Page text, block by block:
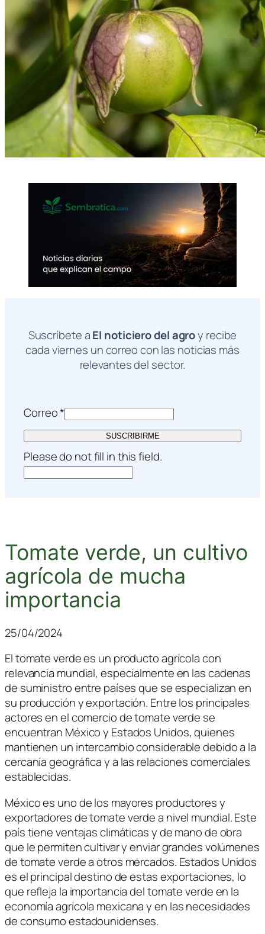
Suscríbete aEl noticiero del agroy recibe
cada viernes un correo con las noticias más
relevantes del sector.
Correo*
SUSCRIBIRME
Please do not fill in this field.
Tomate verde, un cultivo
agrícola de mucha
importancia
25/04/2024
El tomate verde es un producto agrícola con
relevancia mundial, especialmente en las cadenas
de suministro entre países que se especializan en
su producción y exportación. Entre los principales
actores en el comercio de tomate verde se
encuentran México y Estados Unidos, quienes
mantienen un intercambio considerable debido a la
cercanía geográfica y a las relaciones comerciales
establecidas.
México es uno de los mayores productores y
exportadores de tomate verde a nivel mundial. Este
país tiene ventajas climáticas y de mano de obra
que le permiten cultivar y enviar grandes volúmenes
de tomate verde a otros mercados. Estados Unidos
es el principal destino de estas exportaciones, lo
que refleja la importancia del tomate verde en la
economía agrícola mexicana y en las necesidades
de consumo estadounidenses.